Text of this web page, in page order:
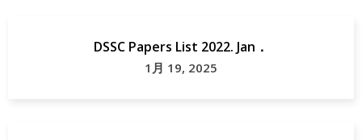
DSSC Papers List 2022. Jan．
1月 19, 2025